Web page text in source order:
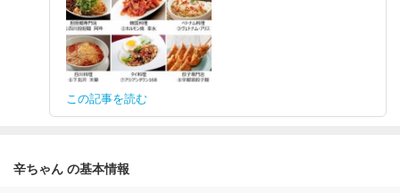
この記事を読む
辛ちゃん の基本情報